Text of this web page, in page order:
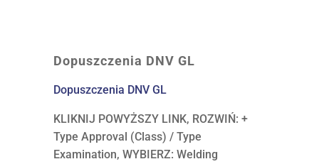
Dopuszczenia DNV GL
Dopuszczenia DNV GL
KLIKNIJ POWYŻSZY LINK, ROZWIŃ: +
Type Approval (Class) / Type
Examination, WYBIERZ: Welding